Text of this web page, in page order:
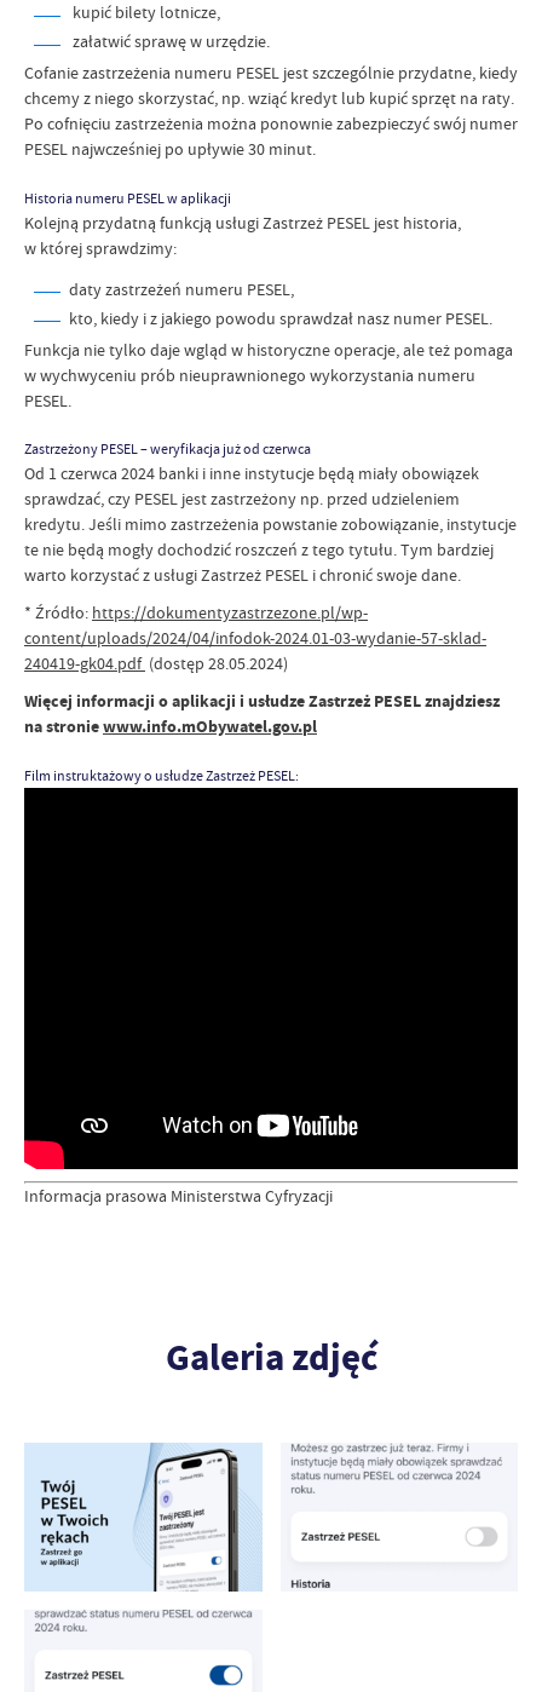
kupić bilety lotnicze,
załatwić sprawę w urzędzie.
Cofanie zastrzeżenia numeru PESEL jest szczególnie przydatne, kiedy
chcemy z niego skorzystać, np. wziąć kredyt lub kupić sprzęt na raty.
Po cofnięciu zastrzeżenia można ponownie zabezpieczyć swój numer
PESEL najwcześniej po upływie 30 minut.
Historia numeru PESEL w aplikacji
Kolejną przydatną funkcją usługi Zastrzeż PESEL jest historia,
w której sprawdzimy:
daty zastrzeżeń numeru PESEL,
kto, kiedy i z jakiego powodu sprawdzał nasz numer PESEL.
Funkcja nie tylko daje wgląd w historyczne operacje, ale też pomaga
w wychwyceniu prób nieuprawnionego wykorzystania numeru
PESEL.
Zastrzeżony PESEL – weryfikacja już od czerwca
Od 1 czerwca 2024 banki i inne instytucje będą miały obowiązek
sprawdzać, czy PESEL jest zastrzeżony np. przed udzieleniem
kredytu. Jeśli mimo zastrzeżenia powstanie zobowiązanie, instytucje
te nie będą mogły dochodzić roszczeń z tego tytułu. Tym bardziej
warto korzystać z usługi Zastrzeż PESEL i chronić swoje dane.
* Źródło: https://dokumentyzastrzezone.pl/wp-
content/uploads/2024/04/infodok-2024.01-03-wydanie-57-sklad-
240419-gk04.pdf (dostęp 28.05.2024)
Więcej informacji o aplikacji i usłudze Zastrzeż PESEL znajdziesz
na stroniewww.info.mObywatel.gov.pl
Film instruktażowy o usłudze Zastrzeż PESEL:
Informacja prasowa Ministerstwa Cyfryzacji
Galeria zdjęć